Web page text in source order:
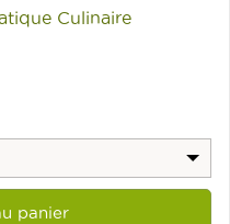
Culinaire
panier